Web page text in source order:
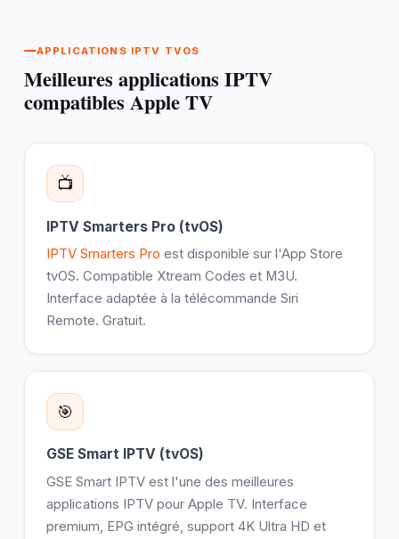
APPLICATIONS IPTV TVOS
Meilleures applications IPTV
compatibles Apple TV
📺
IPTV Smarters Pro (tvOS)
IPTV Smarters Pro est disponible sur l'App Store
tvOS. Compatible Xtream Codes et M3U.
Interface adaptée à la télécommande Siri
Remote. Gratuit.
🎯
GSE Smart IPTV (tvOS)
GSE Smart IPTV est l'une des meilleures
applications IPTV pour Apple TV. Interface
premium, EPG intégré, support 4K Ultra HD et